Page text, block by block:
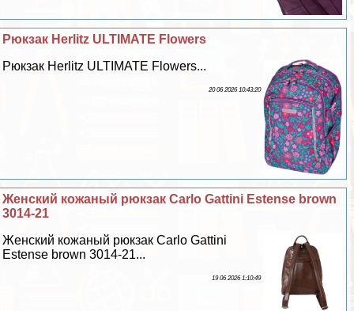
Рюкзак Herlitz ULTIMATE Flowers
Рюкзак Herlitz ULTIMATE Flowers...
20 06 2026 10:43:20
Женский кожаный рюкзак Carlo Gattini Estense brown
3014-21
Женский кожаный рюкзак Carlo Gattini
Estense brown 3014-21...
19 06 2026 1:10:49